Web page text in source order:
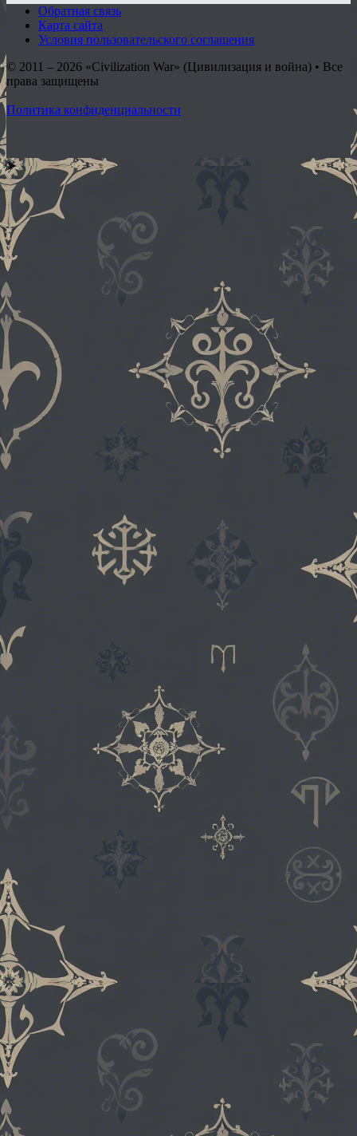
Обратная связь
Карта сайта
Условия пользовательского соглашения
© 2011 – 2026 «Civilization War» (Цивилизация и война) • Все
права защищены
Политика конфиденциальности
➤